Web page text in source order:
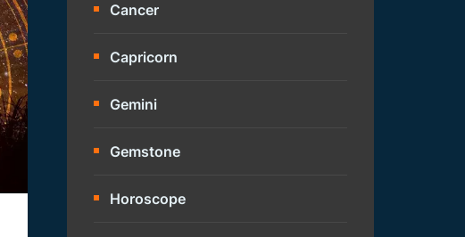
Cancer
Capricorn
Gemini
Gemstone
Horoscope